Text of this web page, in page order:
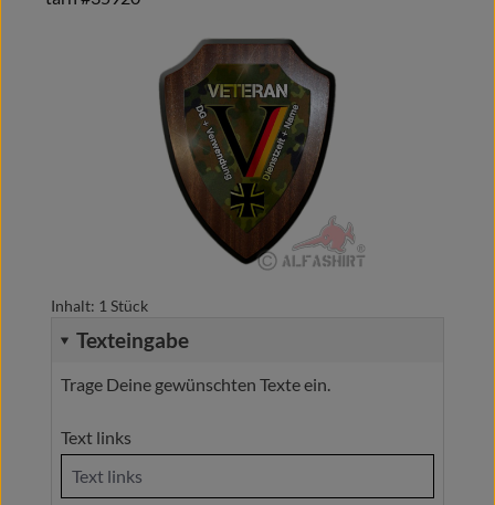
Bildergalerie überspringen
Inhalt: 1 Stück
Texteingabe
Trage Deine gewünschten Texte ein.
Text links